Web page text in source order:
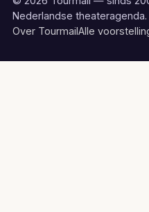
Nederlandse theateragenda.
Over TourmailAlle